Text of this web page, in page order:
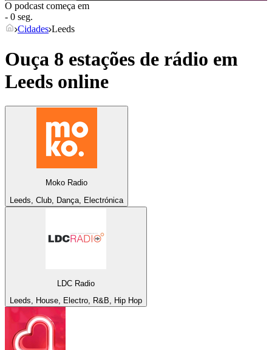
O podcast começa em
- 0 seg.
Cidades Leeds
Ouça 8 estações de rádio em
Leeds online
Moko Radio
Leeds, Club, Dança, Electrónica
LDC Radio
Leeds, House, Electro, R&B, Hip Hop